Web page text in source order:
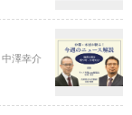
澤幸介